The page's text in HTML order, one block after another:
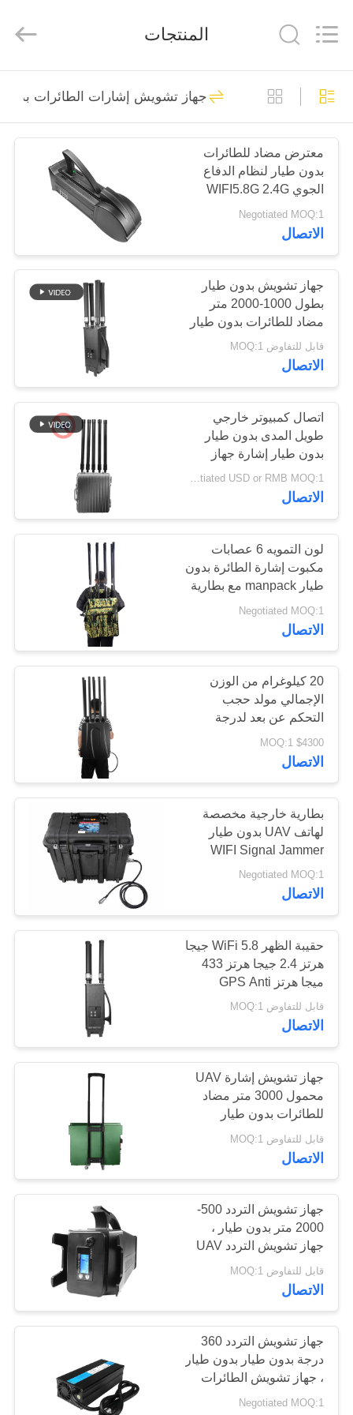
الصفحة
الرئيسية
منتجات
معلومات
جولة
المعمل
مراقبة
الجودة
اتصل
أخبار
مدونة
اطلب
اقتباس
خريطة
الموقع
PRIVACY
POLICY
module.
Rights
وحدة تشويش الإشارة
وحدة تشويش
الطائرات بدون طيار
21
وحدة تشويش FPV
109
مضخم طاقة RF
36
مكبر طاقة النطاق
العريض
18
مضخم أحادي الاتجاه
15
مكبر ثنائي الاتجاه
12
جهاز تشويش إشارات
الطائرات بدون طيار
96
المنتجات
جهاز تشويش إشارات الطائرات بدون
معترض مضاد للطائرات
بدون طيار لنظام الدفاع
الجوي WIFI5.8G 2.4G
GPS بدون طيار
Negotiated MOQ:1
الاتصال
جهاز تشويش بدون طيار
بطول 1000-2000 متر
مضاد للطائرات بدون طيار
لـ Mavic3 Mavic2
قابل للتفاوض MOQ:1
الاتصال
اتصال كمبيوتر خارجي
طويل المدى بدون طيار
بدون طيار إشارة جهاز
تشويش لمستودع النفط
Negotiated USD or RMB MOQ:1
الاتصال
لون التمويه 6 عصابات
مكبوت إشارة الطائرة بدون
طيار manpack مع بطارية
قابلة لإعادة الشحن
Negotiated MOQ:1
الاتصال
20 كيلوغرام من الوزن
الإجمالي مولد حجب
التحكم عن بعد لدرجة
50oC
$4300 MOQ:1
الاتصال
بطارية خارجية مخصصة
لهاتف UAV بدون طيار
WIFI Signal Jammer
Shield Device
Negotiated MOQ:1
الاتصال
حقيبة الظهر WiFi 5.8 جيجا
هرتز 2.4 جيجا هرتز 433
ميجا هرتز GPS Anti
Drone Jammer Drone
Signal Blocker
قابل للتفاوض MOQ:1
الاتصال
جهاز تشويش إشارة UAV
محمول 3000 متر مضاد
للطائرات بدون طيار
قابل للتفاوض MOQ:1
الاتصال
جهاز تشويش التردد 500-
2000 متر بدون طيار ،
جهاز تشويش التردد UAV
Killer 2.4 جيجا هرتز
قابل للتفاوض MOQ:1
الاتصال
جهاز تشويش التردد 360
درجة بدون طيار بدون طيار
، جهاز تشويش الطائرات
Negotiated MOQ:1